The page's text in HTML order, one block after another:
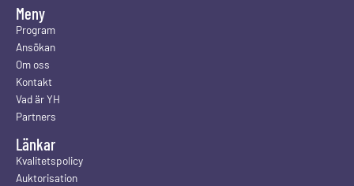
Meny
Program
Ansökan
Om oss
Kontakt
Vad är YH
Partners
Länkar
Kvalitetspolicy
Auktorisation